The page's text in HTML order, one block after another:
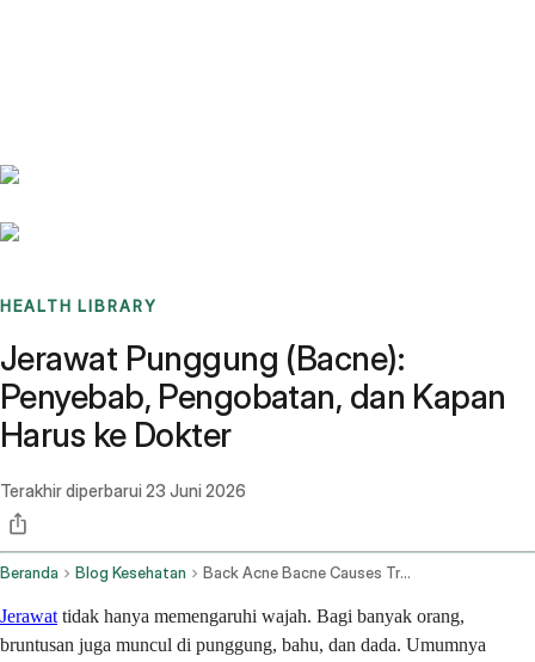
HEALTH LIBRARY
Jerawat Punggung (Bacne):
Penyebab, Pengobatan, dan Kapan
Harus ke Dokter
Terakhir diperbarui 23 Juni 2026
Beranda Blog Kesehatan Back Acne Bacne Causes Treatments And When To See A Doctor
Jerawat tidak hanya memengaruhi wajah. Bagi banyak orang,
bruntusan juga muncul di punggung, bahu, dan dada. Umumnya